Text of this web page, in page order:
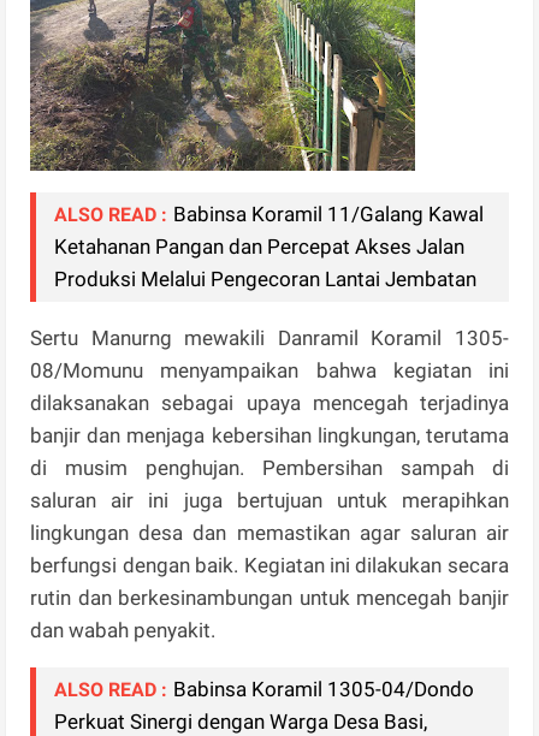
ALSO READ : Babinsa Koramil 11/Galang Kawal
Ketahanan Pangan dan Percepat Akses Jalan
Produksi Melalui Pengecoran Lantai Jembatan
Sertu Manurng mewakili Danramil Koramil 1305-
08/Momunu menyampaikan bahwa kegiatan ini
dilaksanakan sebagai upaya mencegah terjadinya
banjir dan menjaga kebersihan lingkungan, terutama
di musim penghujan. Pembersihan sampah di
saluran air ini juga bertujuan untuk merapihkan
lingkungan desa dan memastikan agar saluran air
berfungsi dengan baik. Kegiatan ini dilakukan secara
rutin dan berkesinambungan untuk mencegah banjir
dan wabah penyakit.
ALSO READ : Babinsa Koramil 1305-04/Dondo
Perkuat Sinergi dengan Warga Desa Basi,